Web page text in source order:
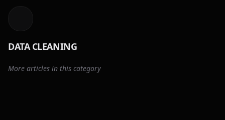
DATA CLEANING
More articles in this category